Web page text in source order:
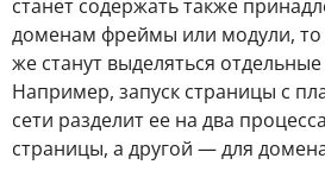
станет содержать также
доменам фреймы или модули, то
же станут выделяться
Например, запуск страницы с
сети разделит ее на два
страницы, а другой — для